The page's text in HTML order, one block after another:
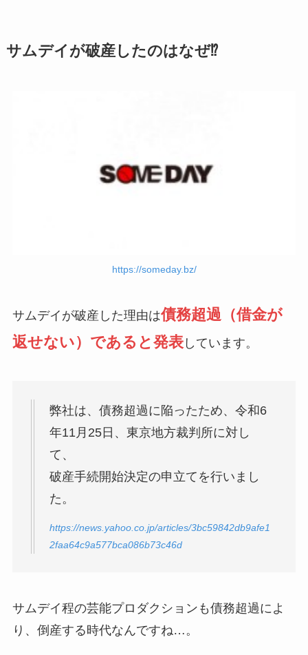
サムデイが破産したのはなぜ⁉
https://someday.bz/
サムデイが破産した理由は債務超過（借金が
返せない）であると発表しています。
弊社は、債務超過に陥ったため、令和6
年11月25日、東京地方裁判所に対し
て、
破産手続開始決定の申立てを行いまし
た。
https://news.yahoo.co.jp/articles/3bc59842db9afe1
2faa64c9a577bca086b73c46d
サムデイ程の芸能プロダクションも債務超過によ
り、倒産する時代なんですね…。